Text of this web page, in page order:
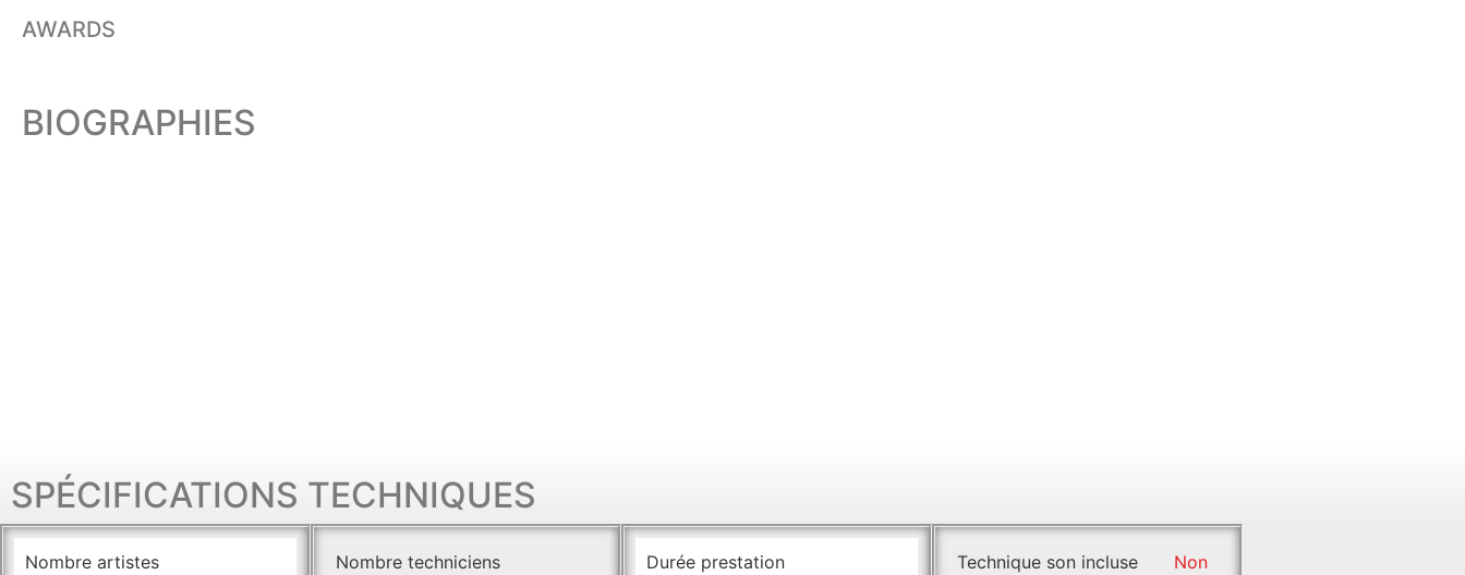
AWARDS
BIOGRAPHIES
SPÉCIFICATIONS TECHNIQUES
Nombre artistes
Nombre techniciens
Durée prestation
Technique son incluse
Non